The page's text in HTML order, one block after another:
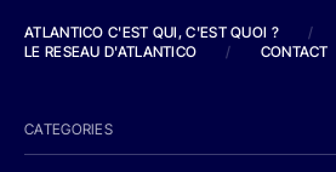
ATLANTICO C'EST QUI, C'EST QUOI ?
/
LE RESEAU D'ATLANTICO
/ CONTACT
CATEGORIES